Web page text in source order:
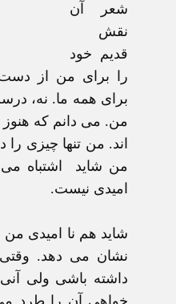
شعر آن
نقش
قديم خود
را برای من از
برای همه ما. نه،
من. می دانم که هنوز
اند. من تنها چيزی
من شايد اشتباه
اميدی نيست.
شايد هم نا اميدی من
نشان می دهد.
داشته باشی ولی